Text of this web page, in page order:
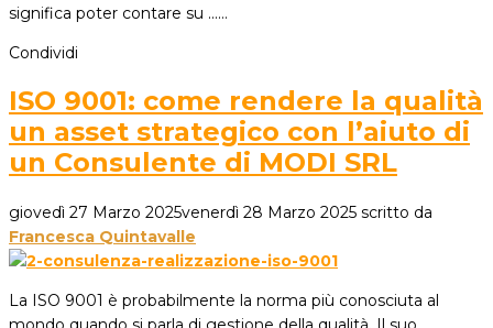
significa poter contare su ...…
Condividi
ISO 9001: come rendere la qualità
un asset strategico con l’aiuto di
un Consulente di MODI SRL
giovedì 27 Marzo 2025venerdì 28 Marzo 2025 scritto da
Francesca Quintavalle
La ISO 9001 è probabilmente la norma più conosciuta al